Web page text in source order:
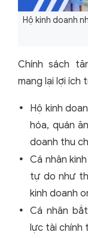
Hộ kinh doanh
Chính sách
mang lại lợi ích
Hộ kinh
hóa, quán
doanh thu
Cá nhân
tự do như
kinh doanh
Cá nhân
lực tài chính